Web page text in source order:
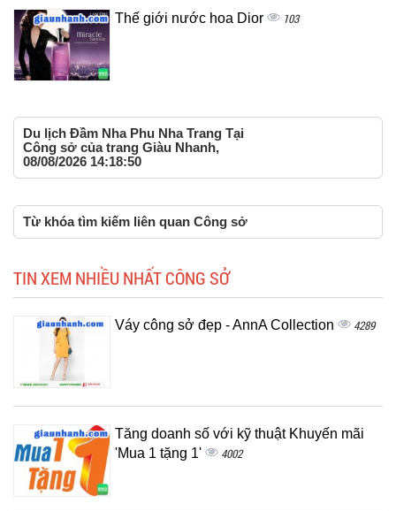
Thế giới nước hoa Dior 103
Du lịch Đầm Nha Phu Nha Trang Tại
Công sở của trang Giàu Nhanh,
08/08/2026 14:18:50
Từ khóa tìm kiếm liên quan Công sở
TIN XEM NHIỀU NHẤT CÔNG SỞ
Váy công sở đẹp - AnnA Collection 4289
Tăng doanh số với kỹ thuật Khuyến mãi
'Mua 1 tặng 1'
4002